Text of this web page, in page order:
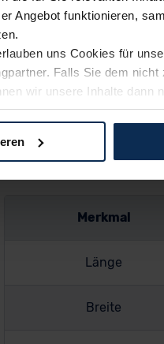
Angebot funktionieren,
uns Cookies für
Falls Sie dem nicht
wir unsere Inhalte dann
Sie können die
auf der
1 DSGVO), von
erteilen. Nähere
Datenschutzbeauftragten
Die flache Form passt
Im Detail
Scheinwerfertechnik
Merkmal
Länge
Breite